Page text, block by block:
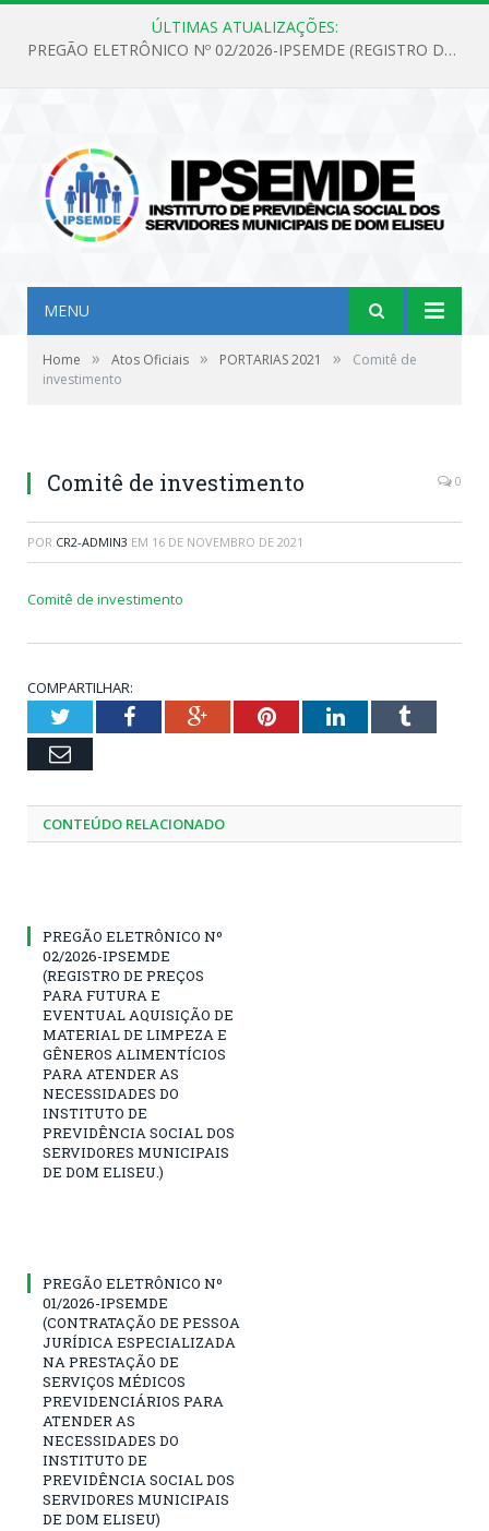
ÚLTIMAS ATUALIZAÇÕES:
PREGÃO ELETRÔNICO Nº 02/2026-IPSEMDE (REGISTRO DE PREÇOS PARA FUTURA E EVENTUAL AQUISIÇÃO DE MATERIAL DE LIMPEZA E GÊNEROS ALIMENTÍCIOS PARA ATENDER AS NECESSIDADES DO INSTITUTO DE PREVIDÊNCIA SOCIAL DOS SERVIDORES MUNICIPAIS DE DOM ELISEU.)
MENU
Home » Atos Oficiais » PORTARIAS 2021 »
Comitê de
investimento
Comitê de investimento 0
POR CR2-ADMIN3 EM 16 DE NOVEMBRO DE 2021
Comitê de investimento
COMPARTILHAR:
TwitterFacebookGoogle+PinterestLinkedInTumblr
Email
CONTEÚDO RELACIONADO
PREGÃO ELETRÔNICO Nº
02/2026-IPSEMDE
(REGISTRO DE PREÇOS
PARA FUTURA E
EVENTUAL AQUISIÇÃO DE
MATERIAL DE LIMPEZA E
GÊNEROS ALIMENTÍCIOS
PARA ATENDER AS
NECESSIDADES DO
INSTITUTO DE
PREVIDÊNCIA SOCIAL DOS
SERVIDORES MUNICIPAIS
DE DOM ELISEU.)
PREGÃO ELETRÔNICO Nº
01/2026-IPSEMDE
(CONTRATAÇÃO DE PESSOA
JURÍDICA ESPECIALIZADA
NA PRESTAÇÃO DE
SERVIÇOS MÉDICOS
PREVIDENCIÁRIOS PARA
ATENDER AS
NECESSIDADES DO
INSTITUTO DE
PREVIDÊNCIA SOCIAL DOS
SERVIDORES MUNICIPAIS
DE DOM ELISEU)